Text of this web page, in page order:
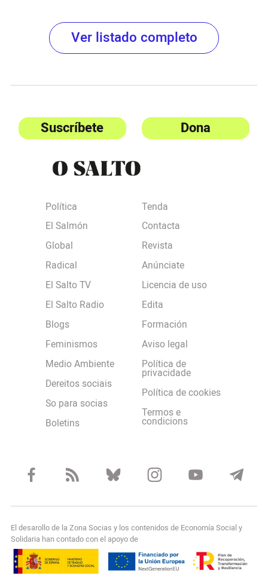
Ver listado completo
Suscríbete Dona
Política
El Salmón
Global
Radical
El Salto TV
El Salto Radio
Blogs
Feminismos
Medio Ambiente
Dereitos sociais
So para socias
Boletins
Tenda
Contacta
Revista
Anúnciate
Licencia de uso
Edita
Formación
Aviso legal
Política de
privacidade
Política de cookies
Termos e
condicions
El desarollo de la Zona Socias y los contenidos de Economía Social y
Solidaria han contado con el apoyo de